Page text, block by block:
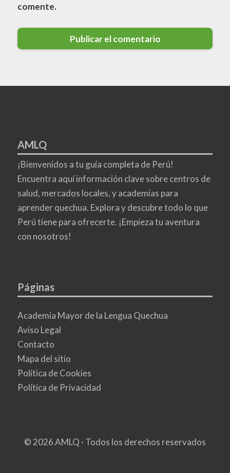
comente.
AMLQ
¡Bienvenidos a tu guía completa de Perú!
Encuentra aquí información clave sobre centros de
salud, mercados locales, y academias para
aprender quechua. Explora y descubre todo lo que
Perú tiene para ofrecerte. ¡Empieza tu aventura
con nosotros!
Páginas
Academia Mayor de la Lengua Quechua
Aviso Legal
Contacto
Mapa del sitio
Política de Cookies
Política de Privacidad
© 2026 AMLQ · Todos los derechos reservados